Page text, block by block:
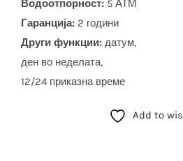
Водоотпорност: 5 АТМ
Гаранција: 2 години
Други функции: датум,
ден во неделата,
12/24 приказна време
Add to